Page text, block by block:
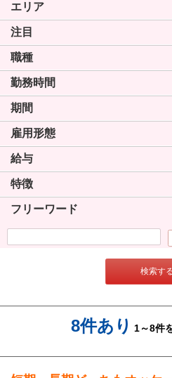
エリア
注目
職種
勤務時間
期間
雇用形態
給与
特徴
フリーワード
検索す
8件あり 1～8件